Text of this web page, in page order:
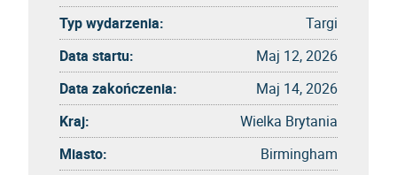
Typ wydarzenia:
Targi
Data startu:
Maj 12, 2026
Data zakończenia:
Maj 14, 2026
Kraj:
Wielka Brytania
Miasto:
Birmingham